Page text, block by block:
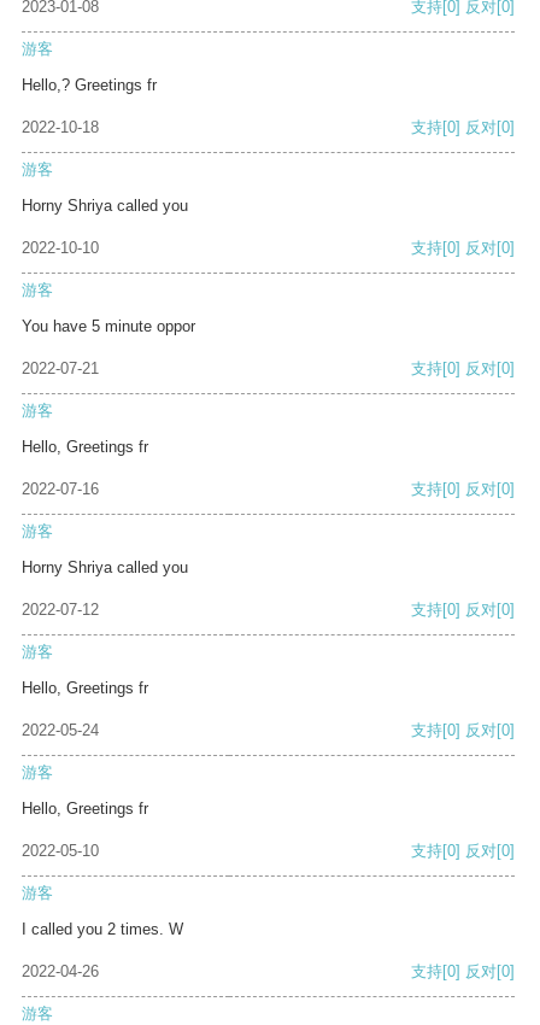
2023-01-08 支持[0] 反对[0]
游客
Hello,? Greetings fr
2022-10-18 支持[0] 反对[0]
游客
Horny Shriya called you
2022-10-10 支持[0] 反对[0]
游客
You have 5 minute oppor
2022-07-21 支持[0] 反对[0]
游客
Hello, Greetings fr
2022-07-16 支持[0] 反对[0]
游客
Horny Shriya called you
2022-07-12 支持[0] 反对[0]
游客
Hello, Greetings fr
2022-05-24 支持[0] 反对[0]
游客
Hello, Greetings fr
2022-05-10 支持[0] 反对[0]
游客
I called you 2 times. W
2022-04-26 支持[0] 反对[0]
游客